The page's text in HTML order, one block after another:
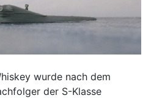
wurde nach dem
der S-Klasse